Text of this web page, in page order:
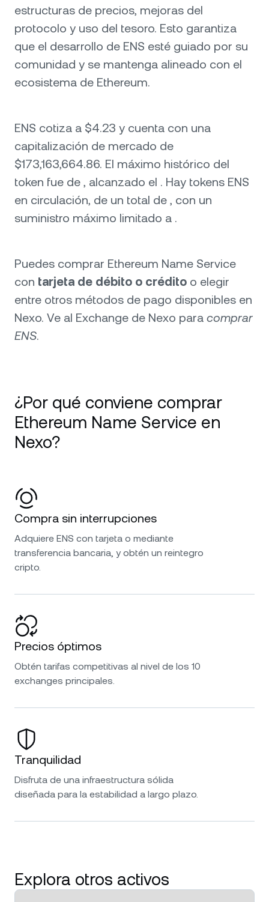
estructuras de precios, mejoras del
protocolo y uso del tesoro. Esto garantiza
que el desarrollo de ENS esté guiado por su
comunidad y se mantenga alineado con el
ecosistema de Ethereum.
ENS cotiza a $4.23 y cuenta con una
capitalización de mercado de
$173,163,664.86. El máximo histórico del
token fue de , alcanzado el . Hay tokens ENS
en circulación, de un total de , con un
suministro máximo limitado a .
Puedes comprar Ethereum Name Service
con tarjeta de débito o crédito o elegir
entre otros métodos de pago disponibles en
Nexo. Ve al Exchange de Nexo para comprar
ENS.
¿Por qué conviene comprar
Ethereum Name Service en
Nexo?
Compra sin interrupciones
Adquiere ENS con tarjeta o mediante
transferencia bancaria, y obtén un reintegro
cripto.
Precios óptimos
Obtén tarifas competitivas al nivel de los 10
exchanges principales.
Tranquilidad
Disfruta de una infraestructura sólida
diseñada para la estabilidad a largo plazo.
Explora otros activos